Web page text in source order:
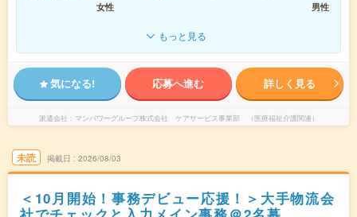
女性
男性
もっと見る
気になる! 応募へ進む 詳しく見る
派遣会社 マンパワーグループ株式会社 ケアサービス事業部 （医療福祉介護関連）
未読 掲載日 2026/08/03
＜10月開始！事務デビュー応援！＞大手物流会